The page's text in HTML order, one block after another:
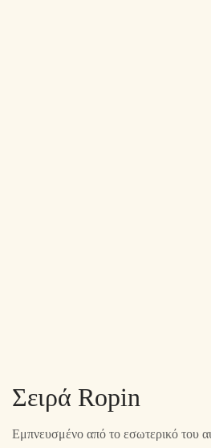
Σειρά Ropin
Εμπνευσμένο από το εσωτερικό του